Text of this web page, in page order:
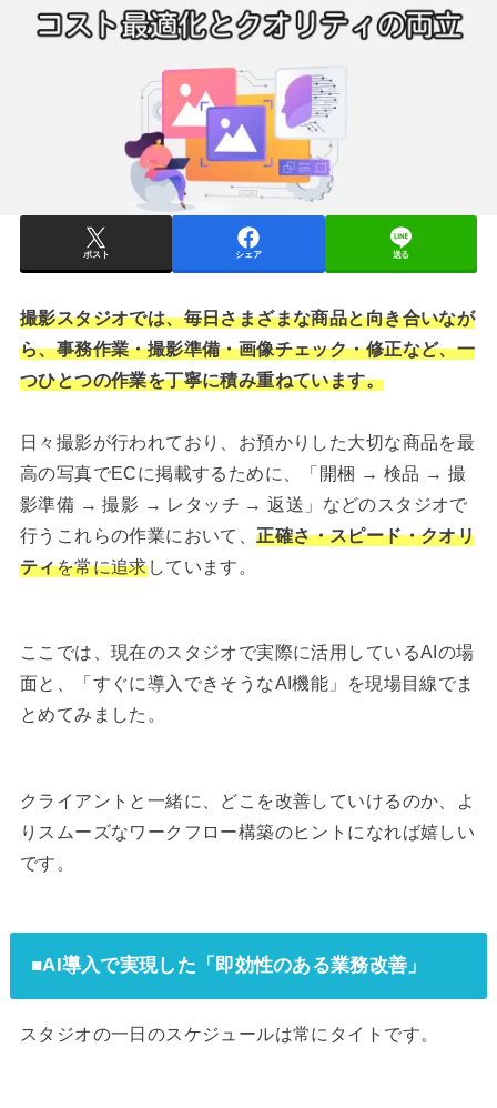
ポスト シェア 送る
撮影スタジオでは、毎日さまざまな商品と向き合いなが
ら、事務作業・撮影準備・画像チェック・修正など、一
つひとつの作業を丁寧に積み重ねています。
日々撮影が行われており、お預かりした大切な商品を最
高の写真でECに掲載するために、「開梱 → 検品 → 撮
影準備 → 撮影 → レタッチ → 返送」などのスタジオで
行うこれらの作業において、正確さ・スピード・クオリ
ティを常に追求しています。
ここでは、現在のスタジオで実際に活用しているAIの場
面と、「すぐに導入できそうなAI機能」を現場目線でま
とめてみました。
クライアントと一緒に、どこを改善していけるのか、よ
りスムーズなワークフロー構築のヒントになれば嬉しい
です。
■AI導入で実現した「即効性のある業務改善」
スタジオの一日のスケジュールは常にタイトです。